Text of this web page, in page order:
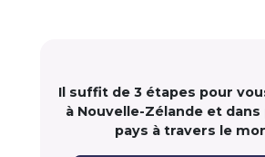
Il suffit de 3 étapes pour
à Nouvelle-Zélande et dans
pays à travers le